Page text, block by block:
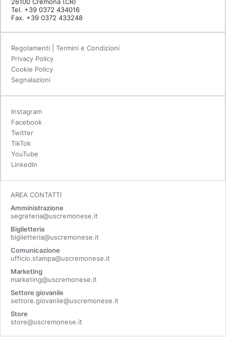
Tel. +39 0372 434016
Fax. +39 0372 433248
Regolamenti | Termini e Condizioni
Privacy Policy
Cookie Policy
Segnalazioni
Instagram
Facebook
Twitter
TikTok
YouTube
LinkedIn
AREA CONTATTI
Amministrazione
segreteria@uscremonese.it
Biglietteria
biglietteria@uscremonese.it
Comunicazione
ufficio.stampa@uscremonese.it
Marketing
marketing@uscremonese.it
Settore giovanile
settore.giovanile@uscremonese.it
Store
store@uscremonese.it